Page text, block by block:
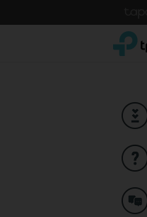
to
TP-